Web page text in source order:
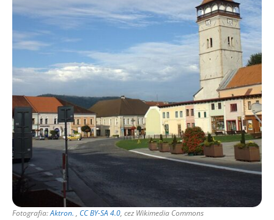
Fotografia:Aktron. , CC BY-SA 4.0, cez Wikimedia Commons